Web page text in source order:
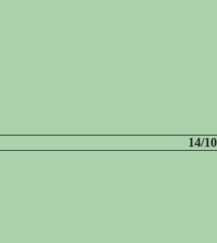
14/